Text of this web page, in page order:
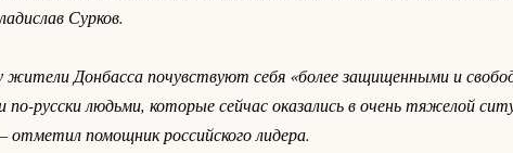
Сурков.
жители Донбасса почувствуют себя «более защищенными и
русски людьми, которые сейчас оказались в очень тяжелой
помощник российского лидера.